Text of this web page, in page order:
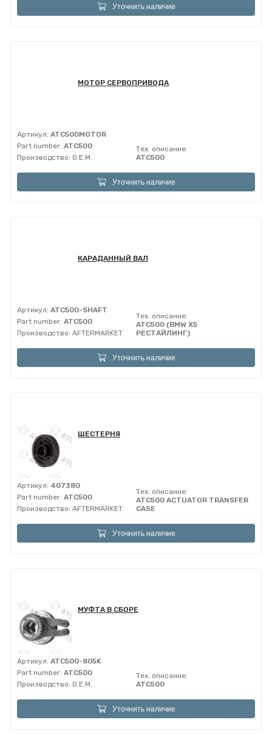
Уточнить наличие
МОТОР СЕРВОПРИВОДА
Артикул: ATC500MOTOR
Part number: ATC500
Производство: O.E.M.
Тех. описание:
ATC500
Уточнить наличие
КАРАДАННЫЙ ВАЛ
Артикул: ATC500-SHAFT
Part number: ATC500
Производство: AFTERMARKET
Тех. описание:
ATC500 (BMW X5
РЕСТАЙЛИНГ)
Уточнить наличие
ШЕСТЕРНЯ
Артикул: 407380
Part number: ATC500
Производство: AFTERMARKET
Тех. описание:
ATC500 ACTUATOR TRANSFER
CASE
Уточнить наличие
МУФТА В СБОРЕ
Артикул: ATC500-805K
Part number: ATC500
Производство: O.E.M.
Тех. описание:
ATC500
Уточнить наличие